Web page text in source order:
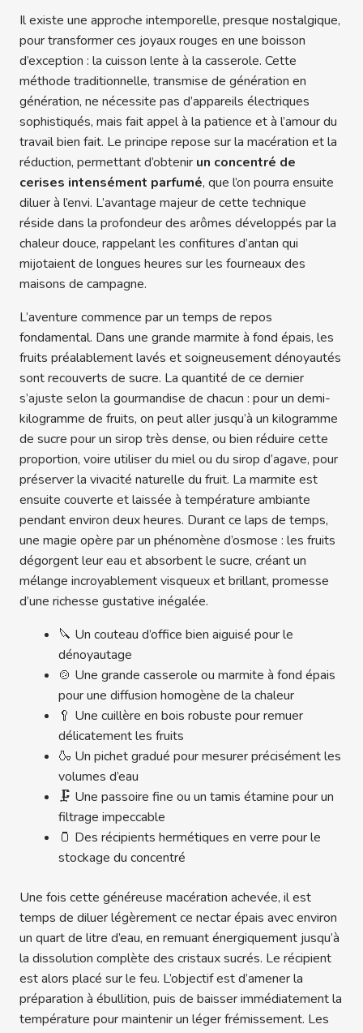
Il existe une approche intemporelle, presque nostalgique,
pour transformer ces joyaux rouges en une boisson
d’exception : la cuisson lente à la casserole. Cette
méthode traditionnelle, transmise de génération en
génération, ne nécessite pas d’appareils électriques
sophistiqués, mais fait appel à la patience et à l’amour du
travail bien fait. Le principe repose sur la macération et la
réduction, permettant d’obtenir un concentré de
cerises intensément parfumé, que l’on pourra ensuite
diluer à l’envi. L’avantage majeur de cette technique
réside dans la profondeur des arômes développés par la
chaleur douce, rappelant les confitures d’antan qui
mijotaient de longues heures sur les fourneaux des
maisons de campagne.
L’aventure commence par un temps de repos
fondamental. Dans une grande marmite à fond épais, les
fruits préalablement lavés et soigneusement dénoyautés
sont recouverts de sucre. La quantité de ce dernier
s’ajuste selon la gourmandise de chacun : pour un demi-
kilogramme de fruits, on peut aller jusqu’à un kilogramme
de sucre pour un sirop très dense, ou bien réduire cette
proportion, voire utiliser du miel ou du sirop d’agave, pour
préserver la vivacité naturelle du fruit. La marmite est
ensuite couverte et laissée à température ambiante
pendant environ deux heures. Durant ce laps de temps,
une magie opère par un phénomène d’osmose : les fruits
dégorgent leur eau et absorbent le sucre, créant un
mélange incroyablement visqueux et brillant, promesse
d’une richesse gustative inégalée.
🔪 Un couteau d’office bien aiguisé pour le
dénoyautage
🍲 Une grande casserole ou marmite à fond épais
pour une diffusion homogène de la chaleur
🥄 Une cuillère en bois robuste pour remuer
délicatement les fruits
🍶 Un pichet gradué pour mesurer précisément les
volumes d’eau
🗜️ Une passoire fine ou un tamis étamine pour un
filtrage impeccable
🫙 Des récipients hermétiques en verre pour le
stockage du concentré
Une fois cette généreuse macération achevée, il est
temps de diluer légèrement ce nectar épais avec environ
un quart de litre d’eau, en remuant énergiquement jusqu’à
la dissolution complète des cristaux sucrés. Le récipient
est alors placé sur le feu. L’objectif est d’amener la
préparation à ébullition, puis de baisser immédiatement la
température pour maintenir un léger frémissement. Les